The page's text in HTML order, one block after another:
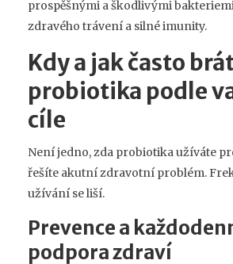
prospěšnými a škodlivými
zdravého trávení a silné imunity.
Kdy a jak často
probiotika podle
cíle
Není jedno, zda probiotika užíváte
řešíte akutní zdravotní problém.
užívání se liší.
Prevence a
podpora zdraví